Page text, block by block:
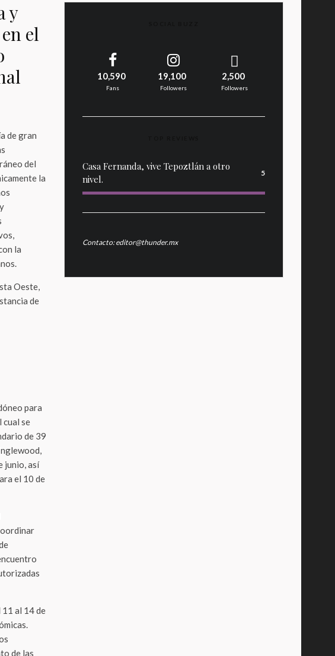
y
el
de gran
del
la
la
Oeste,
de
para
cual se
de 39
junio, así
el 10 de
al 14 de
de las
10,590
Fans
19,100
Followers
2,500
Followers
Casa Fernanda, vive Tepoztlán a otro
nivel.
5
Contacto: editor@thunder.mx